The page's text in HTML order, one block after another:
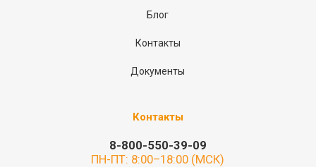
Блог
Контакты
Документы
Контакты
8-800-550-39-09
ПН-ПТ: 8:00–18:00 (МСК)